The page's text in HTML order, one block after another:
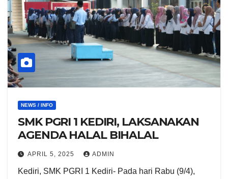
NEWS / INFO
SMK PGRI 1 KEDIRI, LAKSANAKAN
AGENDA HALAL BIHALAL
APRIL 5, 2025 ADMIN
Kediri, SMK PGRI 1 Kediri- Pada hari Rabu (9/4),